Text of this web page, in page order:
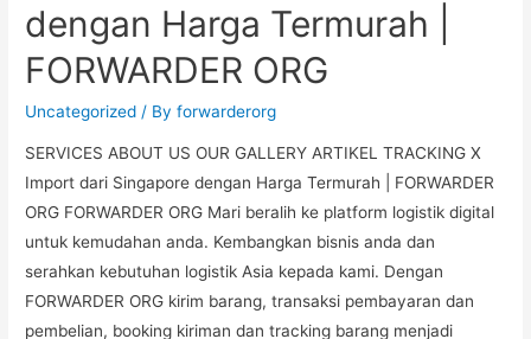
dengan Harga Termurah |
FORWARDER ORG
Uncategorized / Byforwarderorg
SERVICES ABOUT US OUR GALLERY ARTIKEL TRACKING X
Import dari Singapore dengan Harga Termurah | FORWARDER
ORG FORWARDER ORG Mari beralih ke platform logistik digital
untuk kemudahan anda. Kembangkan bisnis anda dan
serahkan kebutuhan logistik Asia kepada kami. Dengan
FORWARDER ORG kirim barang, transaksi pembayaran dan
pembelian, booking kiriman dan tracking barang menjadi